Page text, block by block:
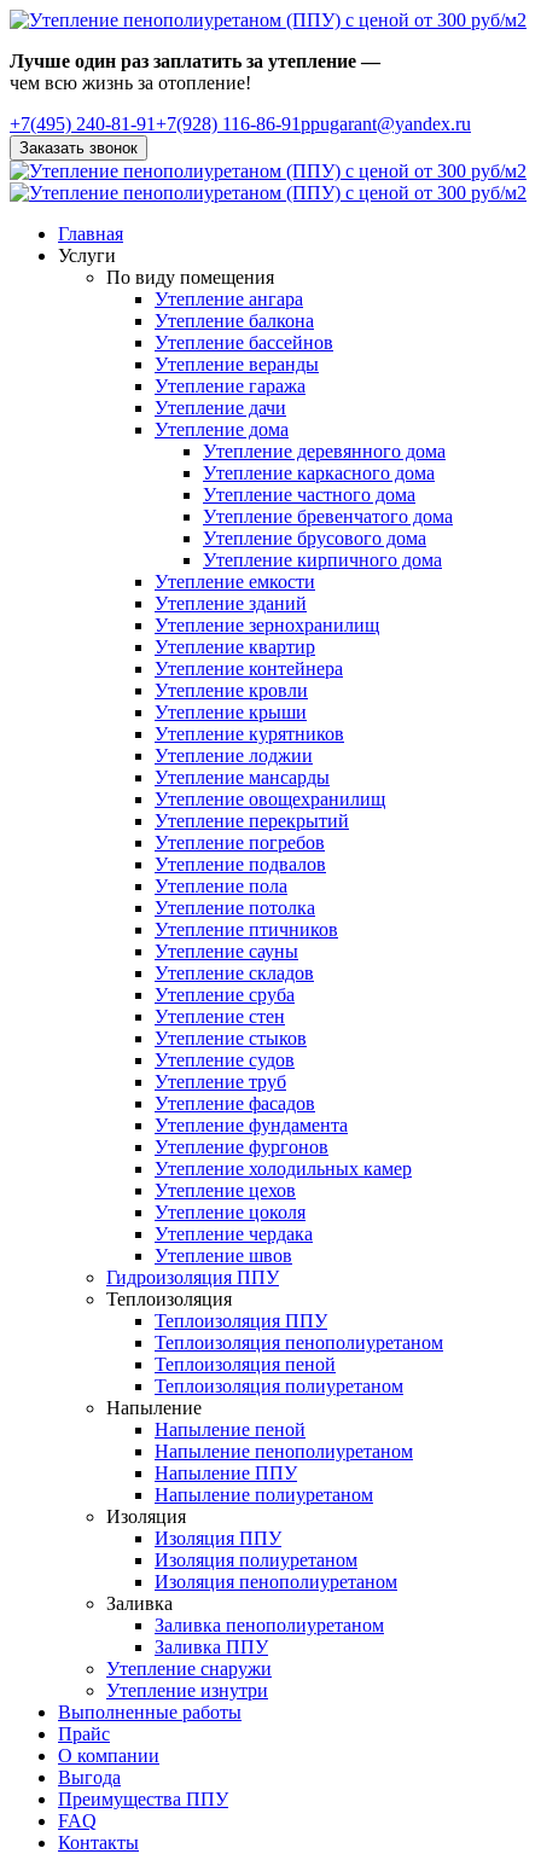
Лучше один раз заплатить за утепление —
чем всю жизнь за отопление!
+7(495) 240-81-91+7(928) 116-86-91ppugarant@yandex.ru
Заказать звонок
Главная
Услуги
По виду помещения
Утепление ангара
Утепление балкона
Утепление бассейнов
Утепление веранды
Утепление гаража
Утепление дачи
Утепление дома
Утепление деревянного дома
Утепление каркасного дома
Утепление частного дома
Утепление бревенчатого дома
Утепление брусового дома
Утепление кирпичного дома
Утепление емкости
Утепление зданий
Утепление зернохранилищ
Утепление квартир
Утепление контейнера
Утепление кровли
Утепление крыши
Утепление курятников
Утепление лоджии
Утепление мансарды
Утепление овощехранилищ
Утепление перекрытий
Утепление погребов
Утепление подвалов
Утепление пола
Утепление потолка
Утепление птичников
Утепление сауны
Утепление складов
Утепление сруба
Утепление стен
Утепление стыков
Утепление судов
Утепление труб
Утепление фасадов
Утепление фундамента
Утепление фургонов
Утепление холодильных камер
Утепление цехов
Утепление цоколя
Утепление чердака
Утепление швов
Гидроизоляция ППУ
Теплоизоляция
Теплоизоляция ППУ
Теплоизоляция пенополиуретаном
Теплоизоляция пеной
Теплоизоляция полиуретаном
Напыление
Напыление пеной
Напыление пенополиуретаном
Напыление ППУ
Напыление полиуретаном
Изоляция
Изоляция ППУ
Изоляция полиуретаном
Изоляция пенополиуретаном
Заливка
Заливка пенополиуретаном
Заливка ППУ
Утепление снаружи
Утепление изнутри
Выполненные работы
Прайс
О компании
Выгода
Преимущества ППУ
FAQ
Контакты